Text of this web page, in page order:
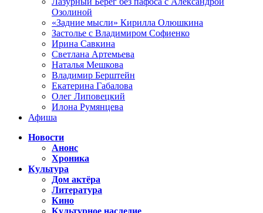
Озолиной
«Задние мысли» Кирилла Олюшкина
Застолье с Владимиром Софиенко
Ирина Савкина
Светлана Артемьева
Наталья Мешкова
Владимир Берштейн
Екатерина Габалова
Олег Липовецкий
Илона Румянцева
Афиша
Новости
Анонс
Хроника
Культура
Дом актёра
Литература
Кино